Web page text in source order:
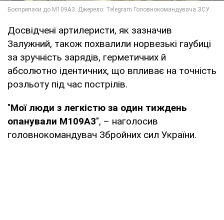
Досвідчені артилеристи, як зазначив
Залужний, також похвалили норвезькі гаубиці
за зручність зарядів, герметичних й
абсолютно ідентичних, що впливає на точність
розльоту під час пострілів.
"Мої люди з легкістю за один тиждень
опанували М109А3", – наголосив
головнокомандувач Збройних сил України.